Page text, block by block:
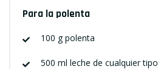
Para la polenta
100 g polenta
500 ml leche de cualquier tipo